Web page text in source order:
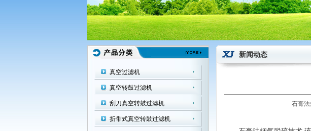
真空过滤机
真空转鼓过滤机
刮刀真空转鼓过滤机
折带式真空转鼓过滤机
新闻动态
石膏